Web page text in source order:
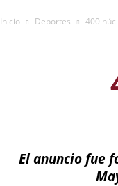
Inicio Deportes 400
El anuncio fue